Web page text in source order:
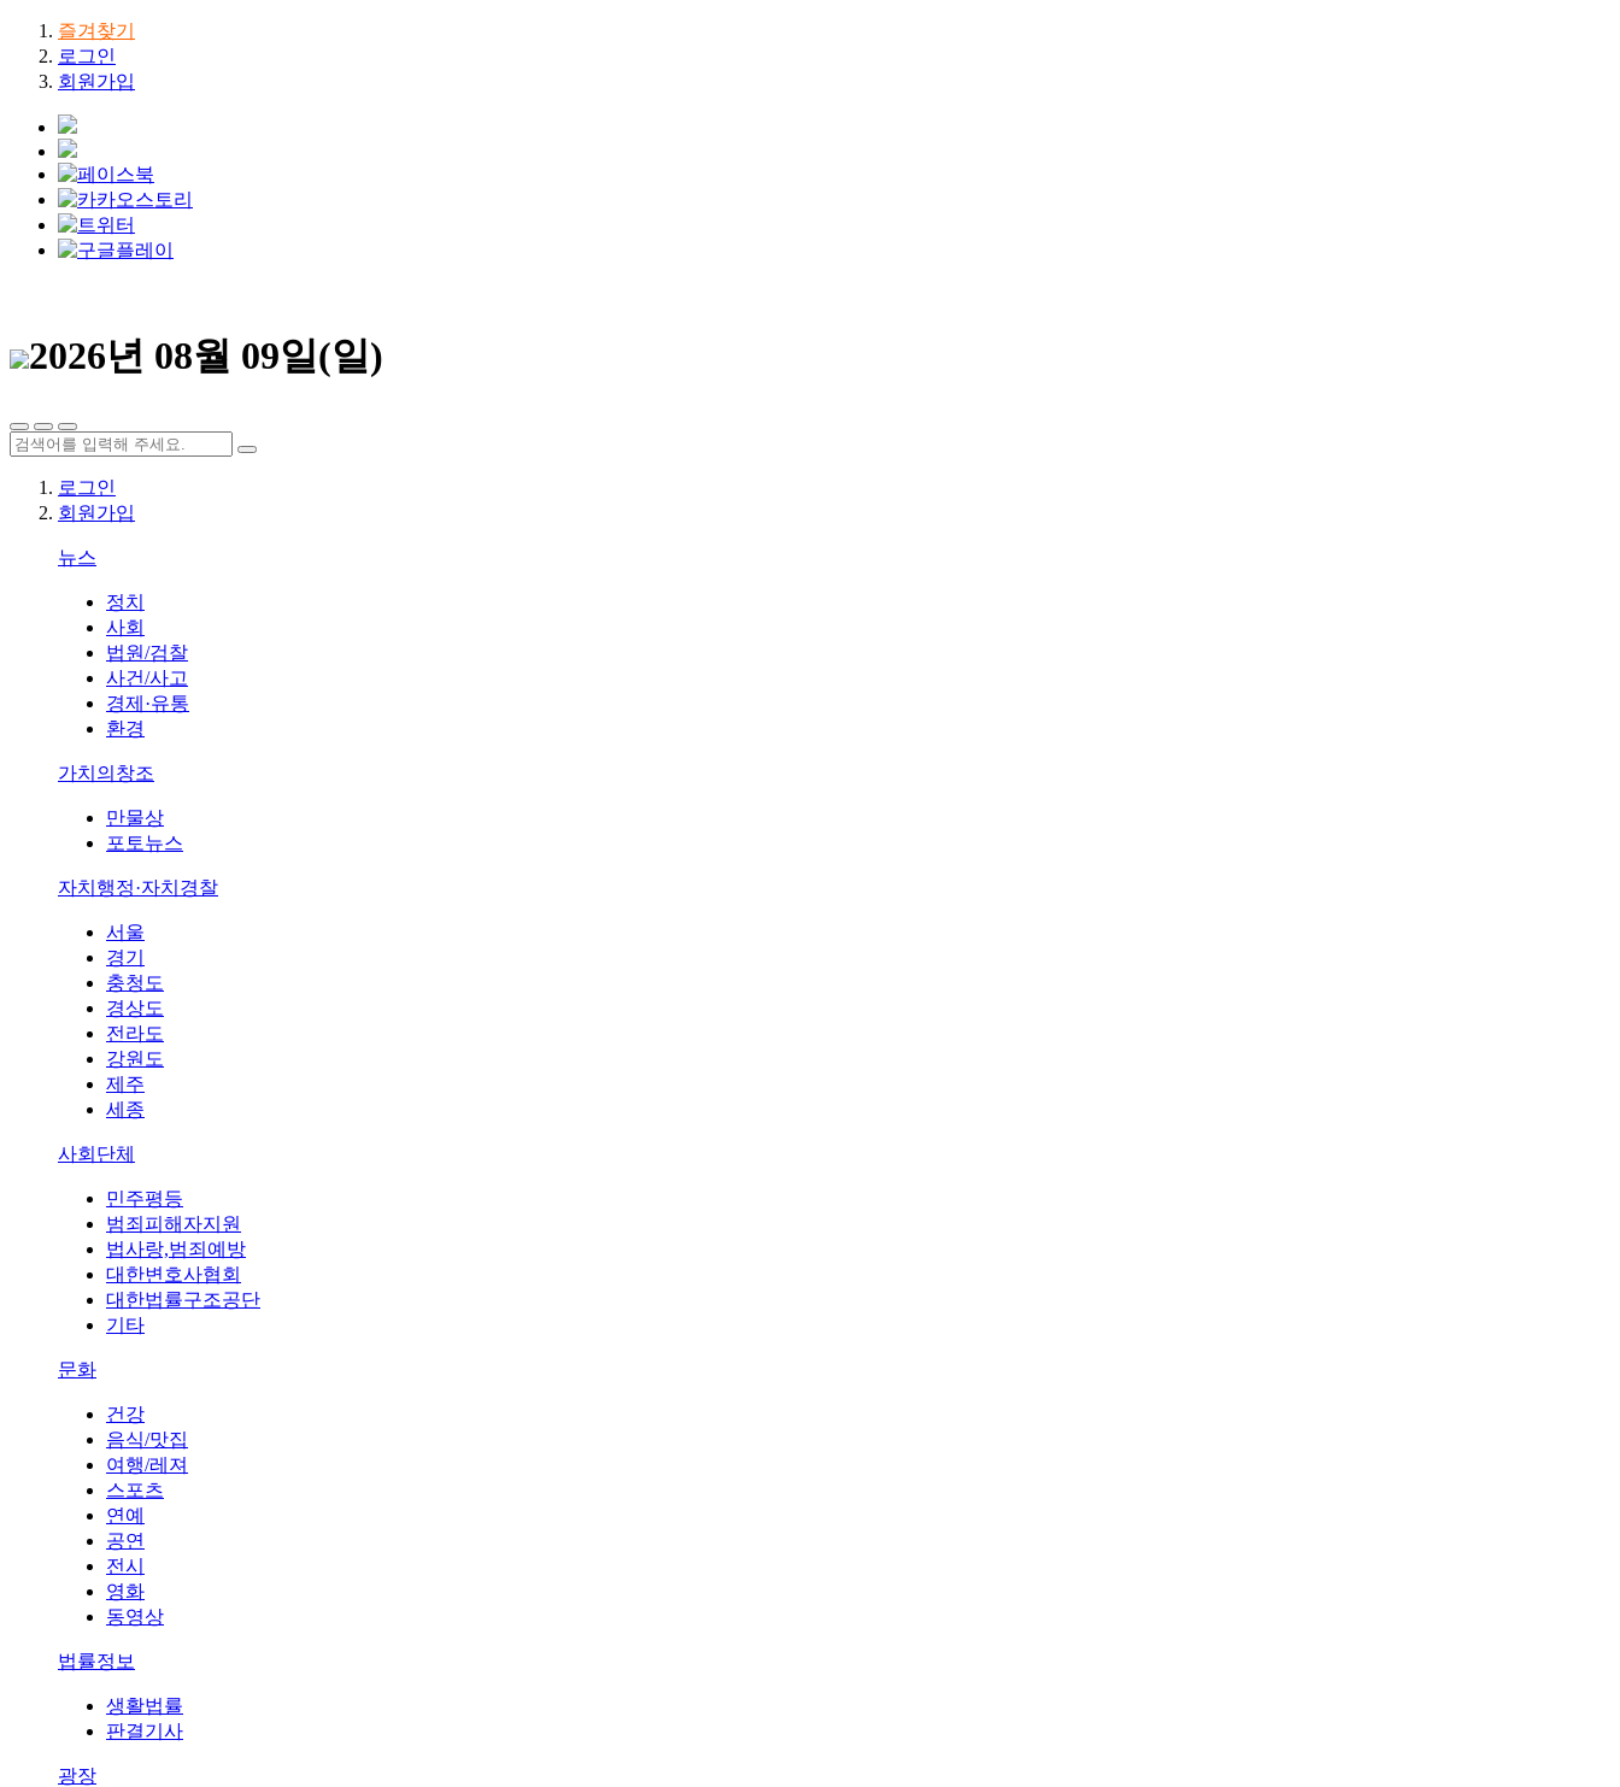
즐겨찾기
로그인
회원가입
2026년 08월 09일(일)
로그인
회원가입
뉴스
정치
사회
법원/검찰
사건/사고
경제·유통
환경
가치의창조
만물상
포토뉴스
자치행정·자치경찰
서울
경기
충청도
경상도
전라도
강원도
제주
세종
사회단체
민주평등
범죄피해자지원
법사랑,범죄예방
대한변호사협회
대한법률구조공단
기타
문화
건강
음식/맛집
여행/레져
스포츠
연예
공연
전시
영화
동영상
법률정보
생활법률
판결기사
광장